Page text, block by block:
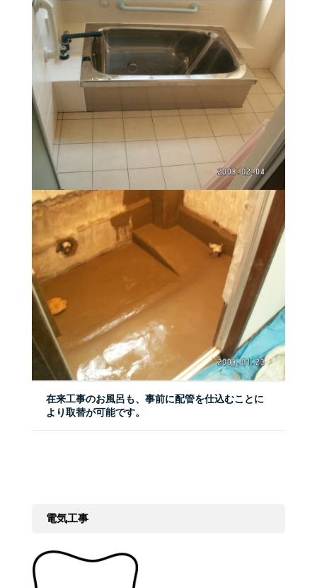
在来工事のお風呂も、事前に配管を仕込むことに
より取替が可能です。
電気工事